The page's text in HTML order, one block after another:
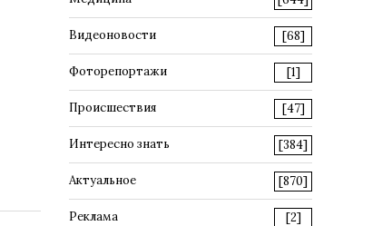
Видеоновости [68]
Фоторепортажи [1]
Происшествия [47]
Интересно знать [384]
Актуальное [870]
Реклама [2]